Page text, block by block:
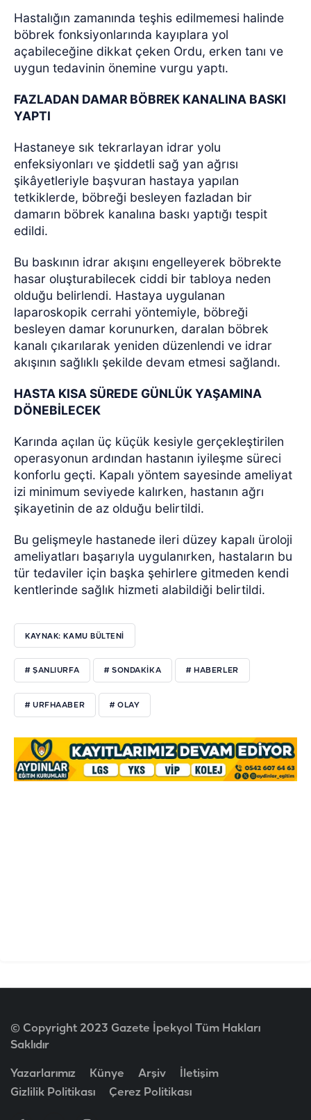
Hastalığın zamanında teşhis edilmemesi halinde
böbrek fonksiyonlarında kayıplara yol
açabileceğine dikkat çeken Ordu, erken tanı ve
uygun tedavinin önemine vurgu yaptı.
FAZLADAN DAMAR BÖBREK KANALINA BASKI
YAPTI
Hastaneye sık tekrarlayan idrar yolu
enfeksiyonları ve şiddetli sağ yan ağrısı
şikâyetleriyle başvuran hastaya yapılan
tetkiklerde, böbreği besleyen fazladan bir
damarın böbrek kanalına baskı yaptığı tespit
edildi.
Bu baskının idrar akışını engelleyerek böbrekte
hasar oluşturabilecek ciddi bir tabloya neden
olduğu belirlendi. Hastaya uygulanan
laparoskopik cerrahi yöntemiyle, böbreği
besleyen damar korunurken, daralan böbrek
kanalı çıkarılarak yeniden düzenlendi ve idrar
akışının sağlıklı şekilde devam etmesi sağlandı.
HASTA KISA SÜREDE GÜNLÜK YAŞAMINA
DÖNEBİLECEK
Karında açılan üç küçük kesiyle gerçekleştirilen
operasyonun ardından hastanın iyileşme süreci
konforlu geçti. Kapalı yöntem sayesinde ameliyat
izi minimum seviyede kalırken, hastanın ağrı
şikayetinin de az olduğu belirtildi.
Bu gelişmeyle hastanede ileri düzey kapalı üroloji
ameliyatları başarıyla uygulanırken, hastaların bu
tür tedaviler için başka şehirlere gitmeden kendi
kentlerinde sağlık hizmeti alabildiği belirtildi.
KAYNAK: KAMU BÜLTENİ
# ŞANLIURFA # SONDAKİKA # HABERLER
# URFHAABER # OLAY
© Copyright 2023 Gazete İpekyol Tüm Hakları
Saklıdır
Yazarlarımız Künye Arşiv
İletişim
Gizlilik Politikası
Çerez Politikası